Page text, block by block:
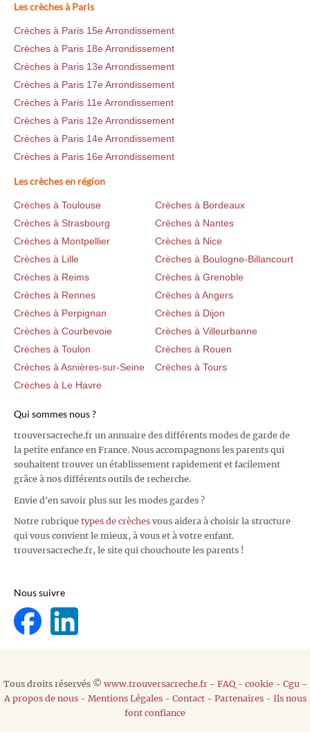
Les crèches à Paris
Crèches à Paris 15e Arrondissement
Crèches à Paris 18e Arrondissement
Crèches à Paris 13e Arrondissement
Crèches à Paris 17e Arrondissement
Crèches à Paris 11e Arrondissement
Crèches à Paris 12e Arrondissement
Crèches à Paris 14e Arrondissement
Crèches à Paris 16e Arrondissement
Les crèches en région
Crèches à Toulouse
Crèches à Bordeaux
Crèches à Strasbourg
Crèches à Nantes
Crèches à Montpellier
Crèches à Nice
Crèches à Lille
Crèches à Boulogne-Billancourt
Crèches à Reims
Crèches à Grenoble
Crèches à Rennes
Crèches à Angers
Crèches à Perpignan
Crèches à Dijon
Crèches à Courbevoie
Crèches à Villeurbanne
Crèches à Toulon
Crèches à Rouen
Crèches à Asnières-sur-Seine
Crèches à Tours
Crèches à Le Havre
Qui sommes nous ?
trouversacreche.fr un annuaire des différents modes de garde de
la petite enfance en France. Nous accompagnons les parents qui
souhaitent trouver un établissement rapidement et facilement
grâce à nos différents outils de recherche.
Envie d'en savoir plus sur les modes gardes ?
Notre rubrique types de crèches vous aidera à choisir la structure
qui vous convient le mieux, à vous et à votre enfant.
trouversacreche.fr, le site qui chouchoute les parents !
Nous suivre
Tous droits réservés © www.trouversacreche.fr- FAQ- cookie- Cgu -
A propos de nous- Mentions Légales- Contact- Partenaires- Ils nous
font confiance